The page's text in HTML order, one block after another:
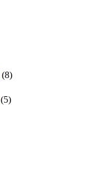
(8)
(5)